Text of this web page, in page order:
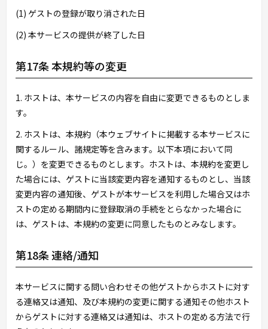
(1) ゲストの登録が取り消された日
(2) 本サービスの提供が終了した日
第17条 本規約等の変更
1. ホストは、本サービスの内容を自由に変更できるものとしま
す。
2. ホストは、本規約（本ウェブサイトに掲載する本サービスに
関するルール、諸規定等を含みます。以下本項において同
じ。）を変更できるものとします。ホストは、本規約を変更し
た場合には、ゲストに当該変更内容を通知するものとし、当該
変更内容の通知後、ゲストが本サービスを利用した場合又はホ
ストの定める期間内に登録取消の手続をとらなかった場合に
は、ゲストは、本規約の変更に同意したものとみなします。
第18条 連絡/通知
本サービスに関する問い合わせその他ゲストからホストに対す
る連絡又は通知、及び本規約の変更に関する通知その他ホスト
からゲストに対する連絡又は通知は、ホストの定める方法で行